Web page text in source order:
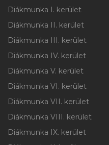
Gyakornok
Diákmunka I. kerület
Diákmunka II. kerület
Diákmunka III. kerület
Diákmunka IV. kerület
Diákmunka V. kerület
Diákmunka VI. kerület
Diákmunka VII. kerület
Diákmunka VIII. kerület
Diákmunka IX. kerület